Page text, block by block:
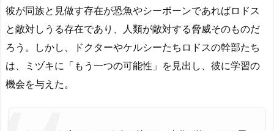
彼が同族と見做す存在が恐魚やシーボーンであればロドス
と敵対しうる存在であり、人類が敵対する脅威そのものだ
ろう。しかし、ドクターやケルシーたちロドスの幹部たち
は、ミヅキに「もう一つの可能性」を見出し、彼に学習の
機会を与えた。